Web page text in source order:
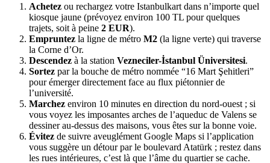
Achetez ou rechargez votre Istanbulkart dans n’importe quel
kiosque jaune (prévoyez environ 100 TL pour quelques
trajets, soit à peine 2 EUR).
Empruntez la ligne de métro M2 (la ligne verte) qui traverse
la Corne d’Or.
Descendez à la station Vezneciler-İstanbul Üniversitesi.
Sortez par la bouche de métro nommée “16 Mart Şehitleri”
pour émerger directement face au flux piétonnier de
l’université.
Marchez environ 10 minutes en direction du nord-ouest ; si
vous voyez les imposantes arches de l’aqueduc de Valens se
dessiner au-dessus des maisons, vous êtes sur la bonne voie.
Évitez de suivre aveuglément Google Maps si l’application
vous suggère un détour par le boulevard Atatürk ; restez dans
les rues intérieures, c’est là que l’âme du quartier se cache.